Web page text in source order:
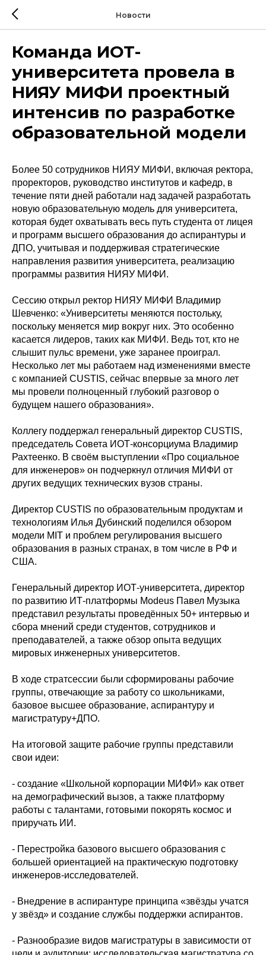
Новости
Команда ИОТ-
университета провела в
НИЯУ МИФИ проектный
интенсив по разработке
образовательной модели
Более 50 сотрудников НИЯУ МИФИ, включая ректора,
проректоров, руководство институтов и кафедр, в
течение пяти дней работали над задачей разработать
новую образовательную модель для университета,
которая будет охватывать весь путь студента от лицея
и программ высшего образования до аспирантуры и
ДПО, учитывая и поддерживая стратегические
направления развития университета, реализацию
программы развития НИЯУ МИФИ.
Сессию открыл ректор НИЯУ МИФИ Владимир
Шевченко: «Университеты меняются постольку,
поскольку меняется мир вокруг них. Это особенно
касается лидеров, таких как МИФИ. Ведь тот, кто не
слышит пульс времени, уже заранее проиграл.
Несколько лет мы работаем над изменениями вместе
с компанией CUSTIS, сейчас впервые за много лет
мы провели полноценный глубокий разговор о
будущем нашего образования».
Коллегу поддержал генеральный директор CUSTIS,
председатель Совета ИОТ-консорциума Владимир
Рахтеенко. В своём выступлении «Про социальное
для инженеров» он подчеркнул отличия МИФИ от
других ведущих технических вузов страны.
Директор CUSTIS по образовательным продуктам и
технологиям Илья Дубинский поделился обзором
модели MIT и проблем регулирования высшего
образования в разных странах, в том числе в РФ и
США.
Генеральный директор ИОТ-университета, директор
по развитию ИТ-платформы Modeus Павел Музыка
представил результаты проведённых 50+ интервью и
сбора мнений среди студентов, сотрудников и
преподавателей, а также обзор опыта ведущих
мировых инженерных университетов.
В ходе стратсессии были сформированы рабочие
группы, отвечающие за работу со школьниками,
базовое высшее образование, аспирантуру и
магистратуру+ДПО.
На итоговой защите рабочие группы представили
свои идеи:
- создание «Школьной корпорации МИФИ» как ответ
на демографический вызов, а также платформу
работы с талантами, готовыми покорять космос и
приручать ИИ.
- Перестройка базового высшего образования с
большей ориентацией на практическую подготовку
инженеров-исследователей.
- Внедрение в аспирантуре принципа «звёзды учатся
у звёзд» и создание службы поддержки аспирантов.
- Разнообразие видов магистратуры в зависимости от